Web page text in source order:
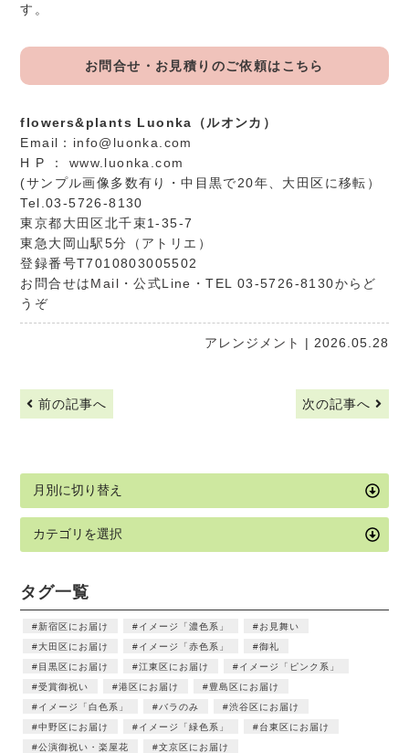
す。
お問合せ・お見積りのご依頼はこちら
flowers&plants Luonka（ルオンカ）
Email： info@luonka.com
H P ： www.luonka.com
(サンプル画像多数有り・中目黒で20年、大田区に移転）
Tel.03-5726-8130
東京都大田区北千束1-35-7
東急大岡山駅5分（アトリエ）
登録番号T7010803005502
お問合せはMail ・公式Line ・TEL 03-5726-8130からど
うぞ
アレンジメント | 2026.05.28
前の記事へ 次の記事へ
タグ一覧
新宿区にお届け イメージ「濃色系」
お見舞い
大田区にお届け
イメージ「赤色系」
御礼
目黒区にお届け
江東区にお届け
イメージ「ピンク系」
受賞御祝い
港区にお届け
豊島区にお届け
イメージ「白色系」
バラのみ
渋谷区にお届け
中野区にお届け
イメージ「緑色系」
台東区にお届け
公演御祝い・楽屋花
文京区にお届け